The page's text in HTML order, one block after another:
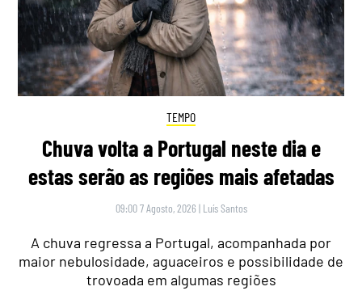
TEMPO
Chuva volta a Portugal neste dia e
estas serão as regiões mais afetadas
09:00 7 Agosto, 2026 | Luís Santos
A chuva regressa a Portugal, acompanhada por
maior nebulosidade, aguaceiros e possibilidade de
trovoada em algumas regiões